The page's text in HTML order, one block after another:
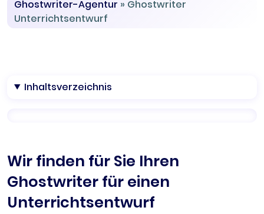
Ghostwriter-Agentur » Ghostwriter
Unterrichtsentwurf
Inhaltsverzeichnis
Wir finden für Sie Ihren
Ghostwriter für einen
Unterrichtsentwurf